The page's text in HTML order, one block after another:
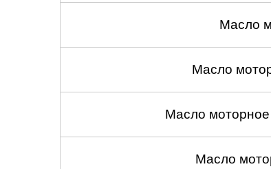
Масло
Масло
Масло
Масло